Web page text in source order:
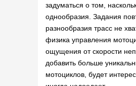
задуматься о том,
однообразия. Задания
разнообразия трасс не
физика управления
ощущения от скорости
добавить больше
мотоциклов, будет